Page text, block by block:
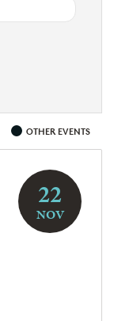
OTHER EVENTS
22
NOV